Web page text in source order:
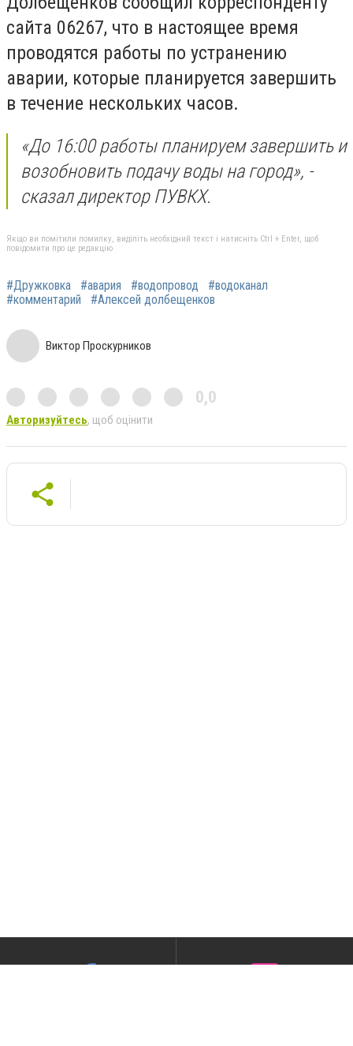
сайта 06267, что в настоящее время
проводятся работы по устранению
аварии, которые планируется завершить
в течение нескольких часов.
«До 16:00 работы планируем завершить и
возобновить подачу воды на город», -
сказал директор ПУВКХ.
Якщо ви помітили помилку, виділіть необхідний текст і натисніть Ctrl + Enter, щоб
повідомити про це редакцію
#Дружковка #авария #водопровод
#водоканал
#комментарий
#Алексей долбещенков
Виктор Проскурников
0,0
Авторизуйтесь, щоб оцінити